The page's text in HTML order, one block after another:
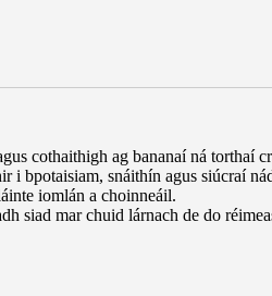
cothaithigh ag bananaí ná torthaí
i bpotaisiam, snáithín agus siúcraí
iomlán a choinneáil.
siad mar chuid lárnach de do